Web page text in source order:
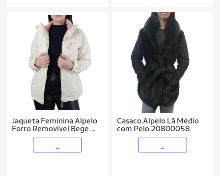
Jaqueta Feminina Alpelo
Forro Removivel Bege
Flan - 20900061
Casaco Alpelo Lã Médio
com Pelo 20800058